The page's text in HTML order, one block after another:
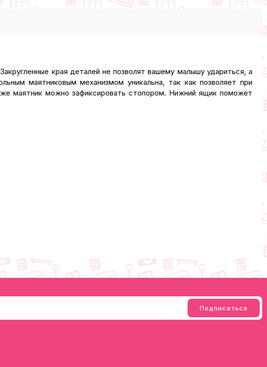
края деталей не позволят вашему малышу удариться, а
маятниковым механизмом уникальна, так как позволяет при
маятник можно зафиксировать стопором. Нижний ящик поможет